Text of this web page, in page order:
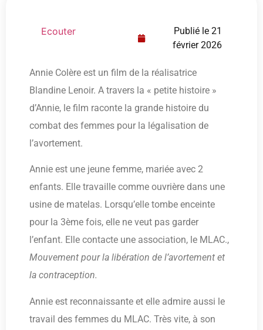
Ecouter Publié le 21
février 2026
Annie Colère est un film de la réalisatrice
Blandine Lenoir. A travers la « petite histoire »
d’Annie, le film raconte la grande histoire du
combat des femmes pour la légalisation de
l’avortement.
Annie est une jeune femme, mariée avec 2
enfants. Elle travaille comme ouvrière dans une
usine de matelas. Lorsqu’elle tombe enceinte
pour la 3ème fois, elle ne veut pas garder
l’enfant. Elle contacte une association, le MLAC.,
Mouvement pour la libération de l’avortement et
la contraception.
Annie est reconnaissante et elle admire aussi le
travail des femmes du MLAC. Très vite, à son